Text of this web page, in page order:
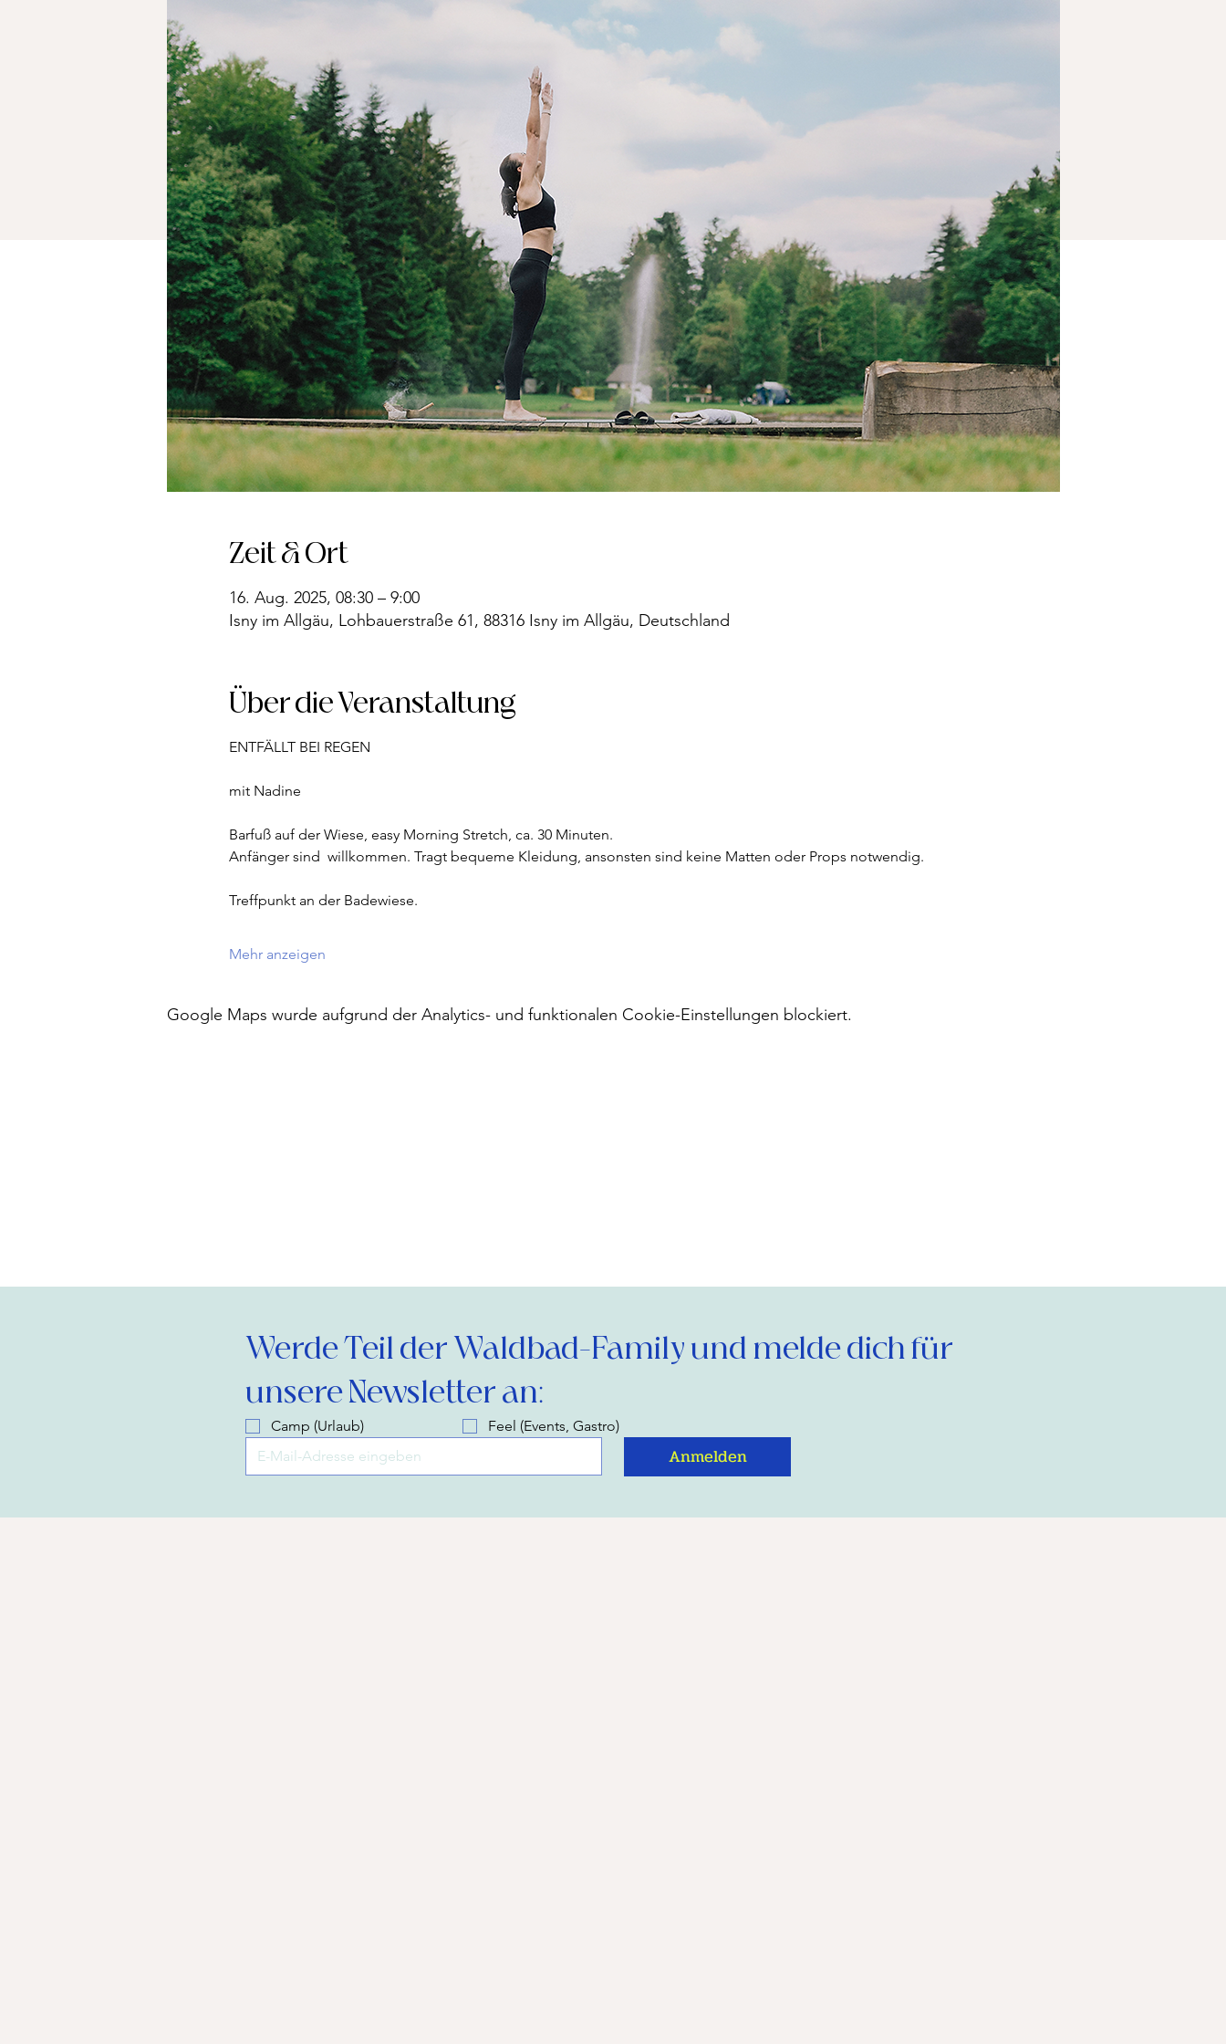
Zeit & Ort
16. Aug. 2025, 08:30 – 9:00
Isny im Allgäu, Lohbauerstraße 61, 88316 Isny im Allgäu, Deutschland
Über die Veranstaltung
ENTFÄLLT BEI REGEN
mit Nadine
Barfuß auf der Wiese, easy Morning Stretch, ca. 30 Minuten.
Anfänger sind  willkommen. Tragt bequeme Kleidung, ansonsten sind keine Matten oder Props notwendig.
Treffpunkt an der Badewiese.
Mehr anzeigen
Google Maps wurde aufgrund der Analytics- und funktionalen Cookie-Einstellungen blockiert.
Werde Teil der Waldbad-Family und melde dich für
unsere Newsletter an:
Camp (Urlaub) Feel (Events, Gastro)
Anmelden